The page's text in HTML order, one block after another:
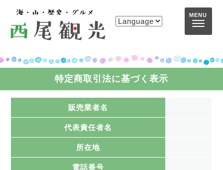
コンテンツへスキップ
特定商取引法に基づく表示
販売業者名
代表責任者名
所在地
電話番号
MENU